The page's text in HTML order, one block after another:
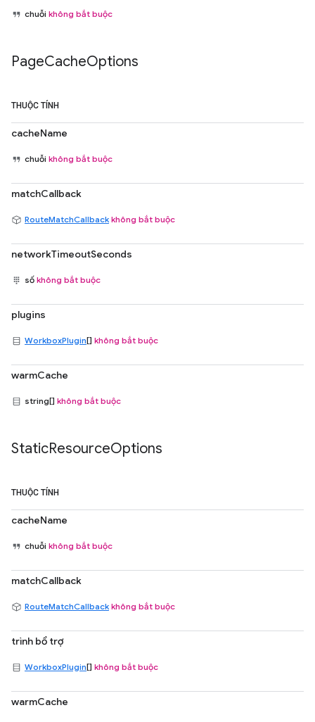
chuỗi không bắt buộc
PageCacheOptions
THUỘC TÍNH
cacheName
chuỗi không bắt buộc
matchCallback
RouteMatchCallback không bắt buộc
networkTimeoutSeconds
số không bắt buộc
plugins
WorkboxPlugin[] không bắt buộc
warmCache
string[] không bắt buộc
StaticResourceOptions
THUỘC TÍNH
cacheName
chuỗi không bắt buộc
matchCallback
RouteMatchCallback không bắt buộc
trình bổ trợ
WorkboxPlugin[] không bắt buộc
warmCache